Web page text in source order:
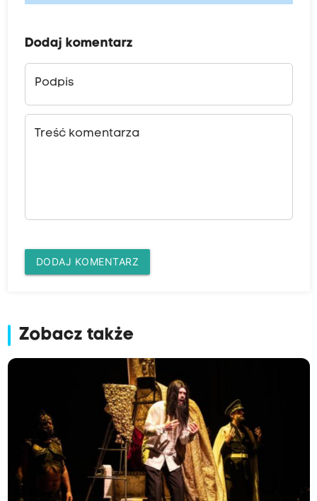
Dodaj komentarz
Podpis
Treść komentarza
DODAJ KOMENTARZ
Zobacz także